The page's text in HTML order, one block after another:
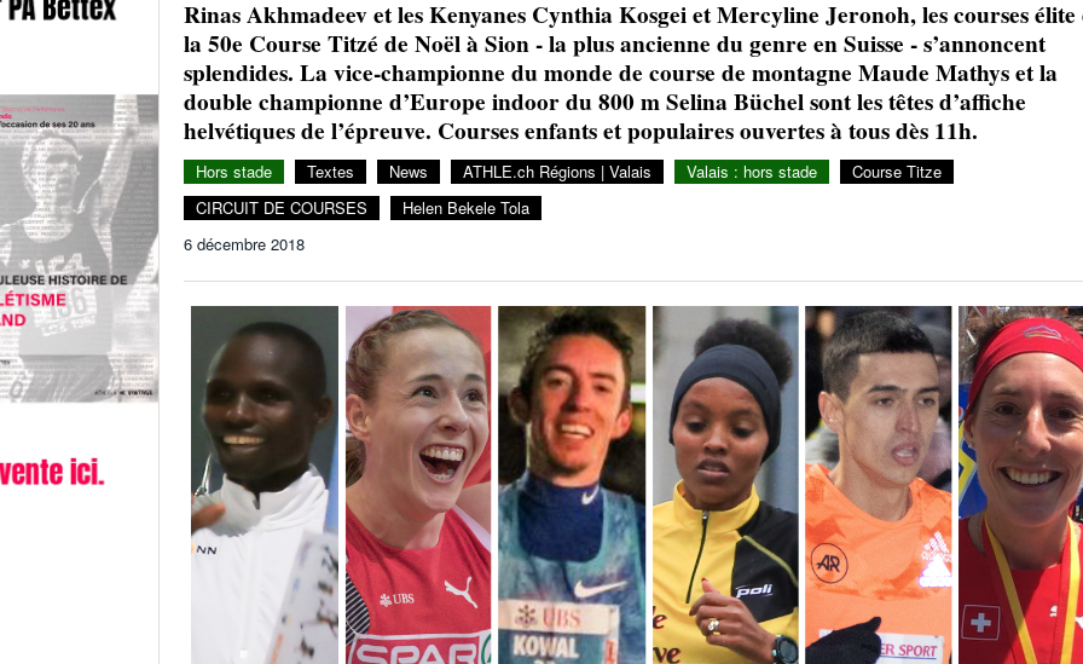
Julien Wanders. Sensibilité, illusions, travail :
une lecture à ne pas manquer !- 13 décembre
2024
Voir tout
Rinas Akhmadeev et les Kenyanes Cynthia Kosgei et Mercyline Jeronoh, les courses élite
la 50e Course Titzé de Noël à Sion - la plus ancienne du genre en Suisse - s’annoncent
splendides. La vice-championne du monde de course de montagne Maude Mathys et la
double championne d’Europe indoor du 800 m Selina Büchel sont les têtes d’affiche
helvétiques de l’épreuve. Courses enfants et populaires ouvertes à tous dès 11h.
Hors stade Textes News ATHLE.ch Régions | Valais Valais : hors stade
Course Titze
CIRCUIT DE COURSES
Helen Bekele Tola
6 décembre 2018